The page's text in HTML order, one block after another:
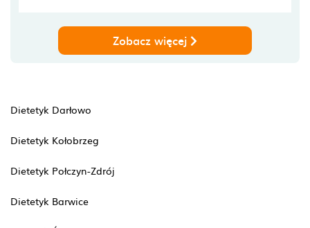
Zobacz więcej
Dietetyk Darłowo
Dietetyk Kołobrzeg
Dietetyk Połczyn-Zdrój
Dietetyk Barwice